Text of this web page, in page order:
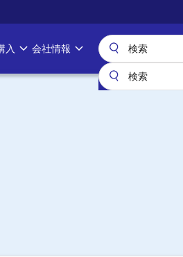
入 会社情報